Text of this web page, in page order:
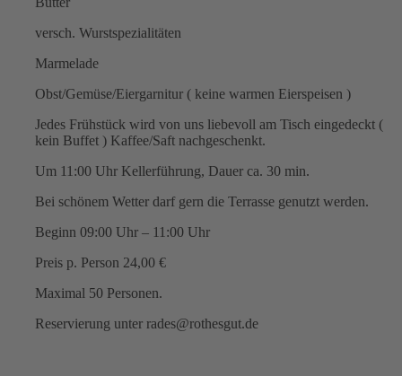
versch. Wurstspezialitäten
Marmelade
Obst/Gemüse/Eiergarnitur ( keine warmen Eierspeisen )
Jedes Frühstück wird von uns liebevoll am Tisch eingedeckt (
kein Buffet ) Kaffee/Saft nachgeschenkt.
Um 11:00 Uhr Kellerführung, Dauer ca. 30 min.
Bei schönem Wetter darf gern die Terrasse genutzt werden.
Beginn 09:00 Uhr – 11:00 Uhr
Preis p. Person 24,00 €
Maximal 50 Personen.
Reservierung unter rades@rothesgut.de